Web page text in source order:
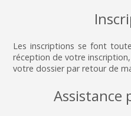
Les inscriptions se font
réception de votre
votre dossier par retour de
Assistance